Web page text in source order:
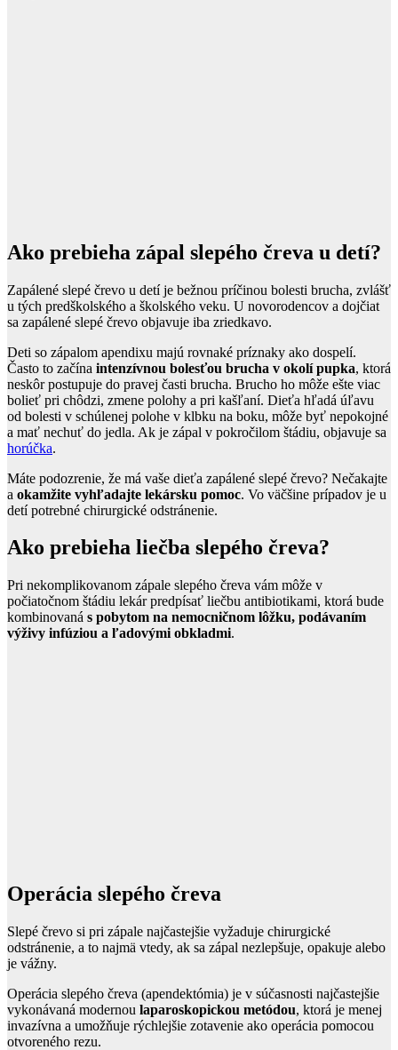
Ako prebieha zápal slepého čreva u detí?
Zapálené slepé črevo u detí je bežnou príčinou bolesti brucha, zvlášť
u tých predškolského a školského veku. U novorodencov a dojčiat
sa zapálené slepé črevo objavuje iba zriedkavo.
Deti so zápalom apendixu majú rovnaké príznaky ako dospelí.
Často to začína intenzívnou bolesťou brucha v okolí pupka, ktorá
neskôr postupuje do pravej časti brucha. Brucho ho môže ešte viac
bolieť pri chôdzi, zmene polohy a pri kašľaní. Dieťa hľadá úľavu
od bolesti v schúlenej polohe v klbku na boku, môže byť nepokojné
a mať nechuť do jedla. Ak je zápal v pokročilom štádiu, objavuje sa
horúčka.
Máte podozrenie, že má vaše dieťa zapálené slepé črevo? Nečakajte
a okamžite vyhľadajte lekársku pomoc. Vo väčšine prípadov je u
detí potrebné chirurgické odstránenie.
Ako prebieha liečba slepého čreva?
Pri nekomplikovanom zápale slepého čreva vám môže v
počiatočnom štádiu lekár predpísať liečbu antibiotikami, ktorá bude
kombinovaná s pobytom na nemocničnom lôžku, podávaním
výživy infúziou a ľadovými obkladmi.
Operácia slepého čreva
Slepé črevo si pri zápale najčastejšie vyžaduje chirurgické
odstránenie, a to najmä vtedy, ak sa zápal nezlepšuje, opakuje alebo
je vážny.
Operácia slepého čreva (apendektómia) je v súčasnosti najčastejšie
vykonávaná modernou laparoskopickou metódou, ktorá je menej
invazívna a umožňuje rýchlejšie zotavenie ako operácia pomocou
otvoreného rezu.